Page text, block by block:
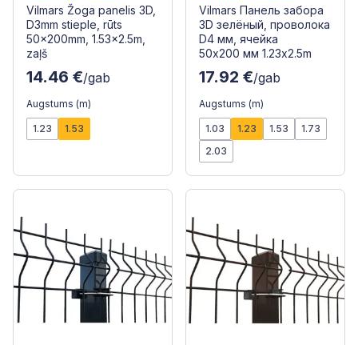
Vilmars Žoga panelis 3D,
D3mm stieple, rūts
50x200mm, 1.53x2.5m,
zaļš
14.46 €/gab
Augstums (m)
1.23 1.53
Vilmars Панель забора
3D зелёный, проволока
D4 мм, ячейка
50x200 мм 1.23x2.5m
17.92 €/gab
Augstums (m)
1.03 1.23 1.53
1.73
2.03